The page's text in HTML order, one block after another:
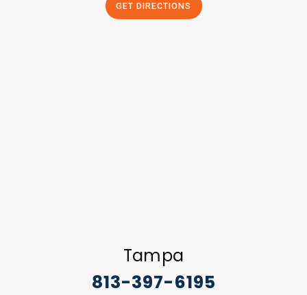
GET DIRECTIONS
Tampa
813-397-6195